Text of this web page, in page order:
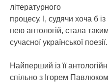
літературного
процесу. І, судячи хоча б
нею антологій, стала
сучасної української поезії.
Найперший із її
спільно з Ігорем